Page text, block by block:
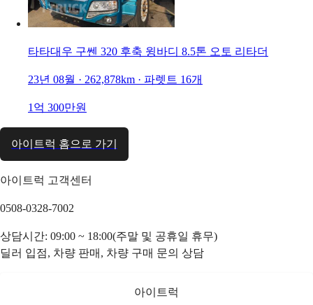
타타대우 구쎈 320 후축 윙바디 8.5톤 오토 리타더
23년 08월 · 262,878km · 파렛트 16개
1억 300만원
아이트럭 홈으로 가기
아이트럭 고객센터
0508-0328-7002
상담시간: 09:00 ~ 18:00(주말 및 공휴일 휴무)
딜러 입점, 차량 판매, 차량 구매 문의 상담
아이트럭